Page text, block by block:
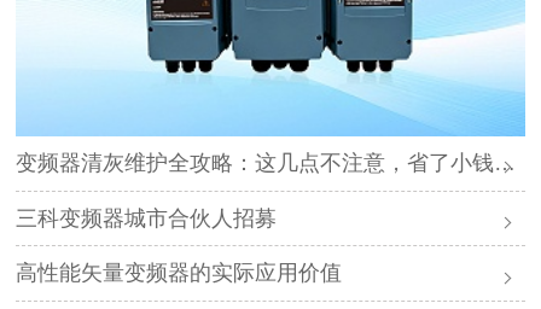
变频器清灰维护全攻略：这几点不注意，省了小钱却可能毁了设备
三科变频器城市合伙人招募
高性能矢量变频器的实际应用价值